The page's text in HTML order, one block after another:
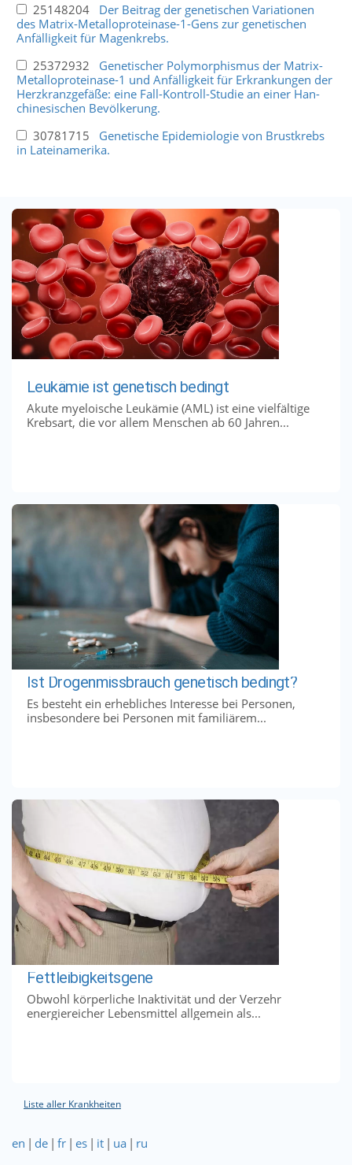
25148204 Der Beitrag der genetischen Variationen
des Matrix-Metalloproteinase-1-Gens zur genetischen
Anfälligkeit für Magenkrebs.
25372932 Genetischer Polymorphismus der Matrix-
Metalloproteinase-1 und Anfälligkeit für Erkrankungen der
Herzkranzgefäße: eine Fall-Kontroll-Studie an einer Han-
chinesischen Bevölkerung.
30781715 Genetische Epidemiologie von Brustkrebs
in Lateinamerika.
Leukämie ist genetisch bedingt
Akute myeloische Leukämie (AML) ist eine vielfältige
Krebsart, die vor allem Menschen ab 60 Jahren...
Ist Drogenmissbrauch genetisch bedingt?
Es besteht ein erhebliches Interesse bei Personen,
insbesondere bei Personen mit familiärem...
Fettleibigkeitsgene
Obwohl körperliche Inaktivität und der Verzehr
energiereicher Lebensmittel allgemein als...
Liste aller Krankheiten
en | de | fr | es | it | ua | ru